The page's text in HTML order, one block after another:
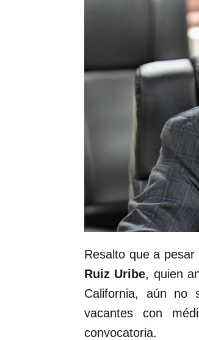
Resalto que a pesar
Ruiz Uribe, quien
California, aún no
vacantes con
convocatoria.